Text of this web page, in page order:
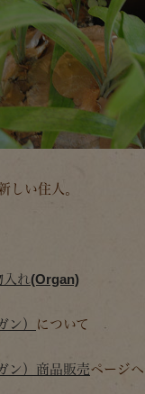
しい住人。
入れ(Organ)
） について
ン）商品販売ページへ